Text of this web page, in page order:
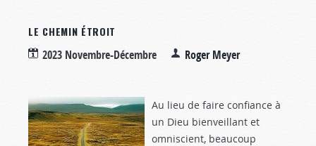
LE CHEMIN ÉTROIT
2023 Novembre-Décembre Roger Meyer
Au lieu de faire confiance à
un Dieu bienveillant et
omniscient, beaucoup